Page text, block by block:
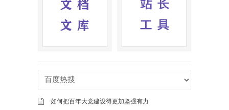
如何把百年大党建设得更加坚强有力